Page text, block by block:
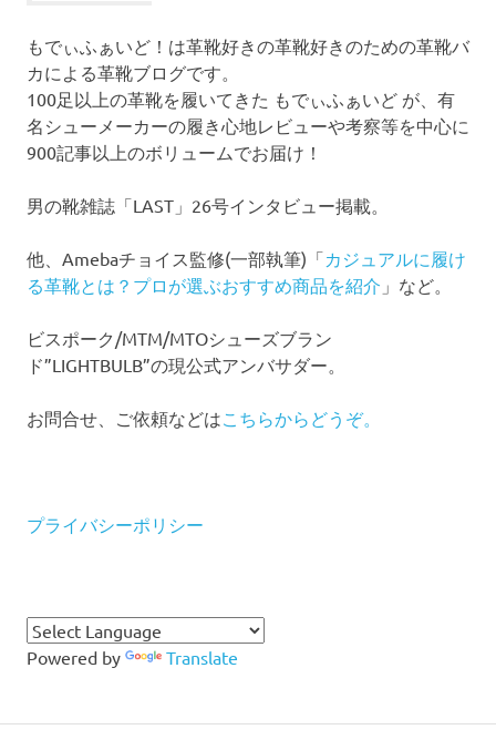
もでぃふぁいど！は革靴好きの革靴好きのための革靴バ
カによる革靴ブログです。
100足以上の革靴を履いてきた もでぃふぁいど が、有
名シューメーカーの履き心地レビューや考察等を中心に
900記事以上のボリュームでお届け！
男の靴雑誌「LAST」26号インタビュー掲載。
他、Amebaチョイス監修(一部執筆)「カジュアルに履け
る革靴とは？プロが選ぶおすすめ商品を紹介 」など。
ビスポーク/MTM/MTOシューズブラン
ド”LIGHTBULB”の現公式アンバサダー。
お問合せ、ご依頼などはこちらからどうぞ。
プライバシーポリシー
Powered by Translate